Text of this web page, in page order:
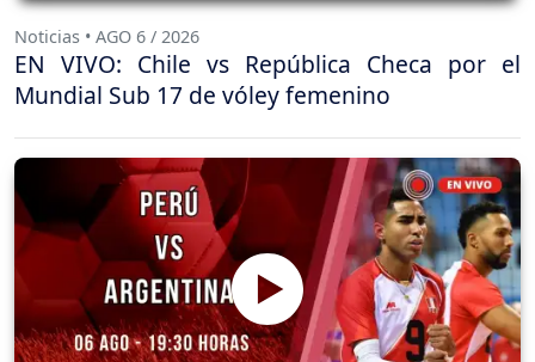
Noticias • AGO 6 / 2026
EN VIVO: Chile vs República Checa por el
Mundial Sub 17 de vóley femenino